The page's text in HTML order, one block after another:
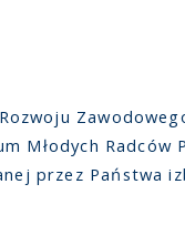
Młodych
przez Państwa